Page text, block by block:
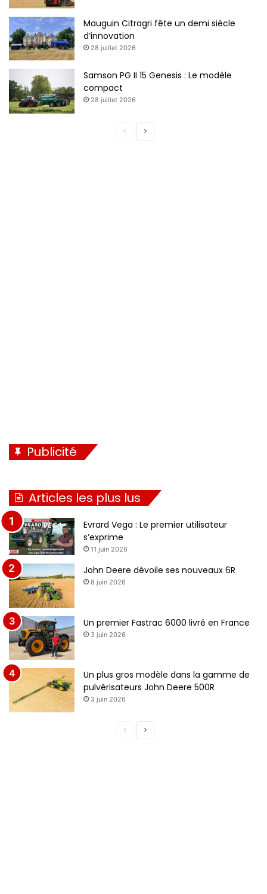
Mauguin Citragri fête un demi siècle
d’innovation
28 juillet 2026
Samson PG II 15 Genesis : Le modèle
compact
28 juillet 2026
Page
Page
Publicité
Articles les plus lus
Evrard Vega : Le premier utilisateur
s’exprime
11 juin 2026
John Deere dévoile ses nouveaux 6R
8 juin 2026
Un premier Fastrac 6000 livré en France
3 juin 2026
Un plus gros modèle dans la gamme de
pulvérisateurs John Deere 500R
3 juin 2026
Page
Page